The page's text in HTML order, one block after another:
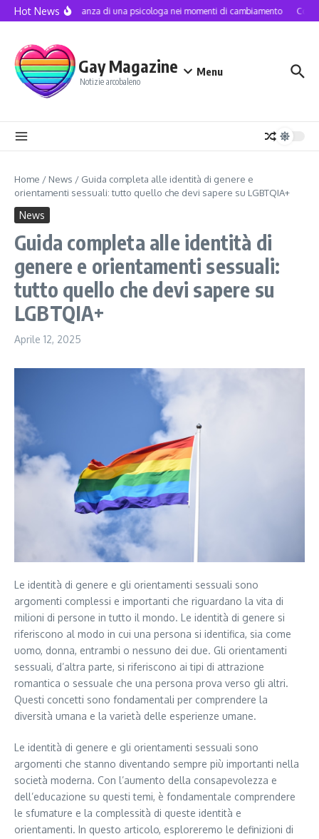
Salta al contenuto
Hot NewsL’importanza di una psicologa nei momenti di cambiamento
Gay Magazine
Notizie arcobaleno
Menu
Home / News / Guida completa alle identità di genere e
orientamenti sessuali: tutto quello che devi sapere su LGBTQIA+
News
Guida completa alle identità di
genere e orientamenti sessuali:
tutto quello che devi sapere su
LGBTQIA+
Aprile 12, 2025
Le identità di genere e gli orientamenti sessuali sono
argomenti complessi e importanti che riguardano la vita di
milioni di persone in tutto il mondo. Le identità di genere si
riferiscono al modo in cui una persona si identifica, sia come
uomo, donna, entrambi o nessuno dei due. Gli orientamenti
sessuali, d’altra parte, si riferiscono ai tipi di attrazione
romantica o sessuale che una persona prova verso gli altri.
Questi concetti sono fondamentali per comprendere la
diversità umana e la varietà delle esperienze umane.
Le identità di genere e gli orientamenti sessuali sono
argomenti che stanno diventando sempre più importanti nella
società moderna. Con l’aumento della consapevolezza e
dell’educazione su questi temi, è fondamentale comprendere
le sfumature e la complessità di queste identità e
orientamenti. In questo articolo, esploreremo le definizioni di